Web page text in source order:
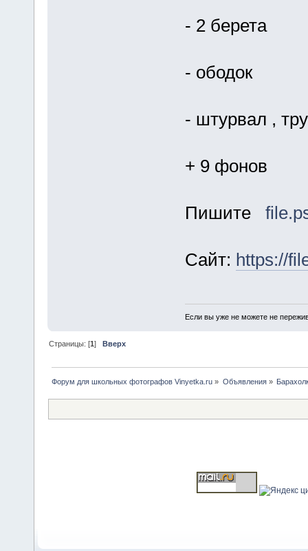
- 2 берета
- ободок
- штурвал ,
+ 9 фонов
Пишите
Сайт: https://
Если вы уже не можете не
Страницы: [1]Вверх
Форум для школьных фотографов Vinyetka.ru » Объявления»